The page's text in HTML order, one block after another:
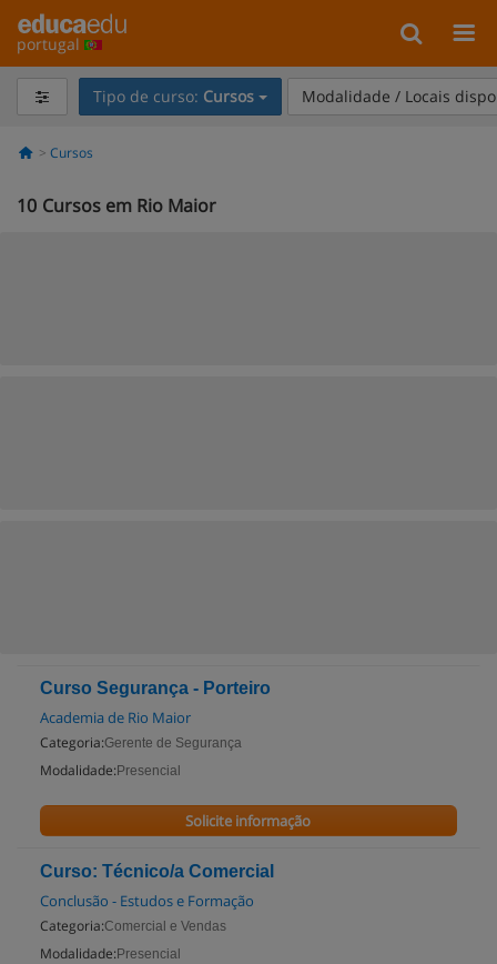
portugal
Tipo de curso: Cursos Modalidade / Locais
Cursos
10 Cursos em Rio Maior
Curso Segurança - Porteiro
Academia de Rio Maior
Categoria:Gerente de Segurança
Modalidade: Presencial
Solicite informação
Curso: Técnico/a Comercial
Conclusão - Estudos e Formação
Categoria:Comercial e Vendas
Modalidade: Presencial